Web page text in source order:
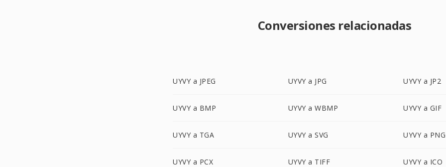
Conversiones relacionadas
UYVY a JPEG UYVY a JPG UYVY a JP2
UYVY a BMP UYVY a WBMP UYVY a GIF
UYVY a TGA UYVY a SVG UYVY a PNG
UYVY a PCX UYVY a TIFF UYVY a ICO